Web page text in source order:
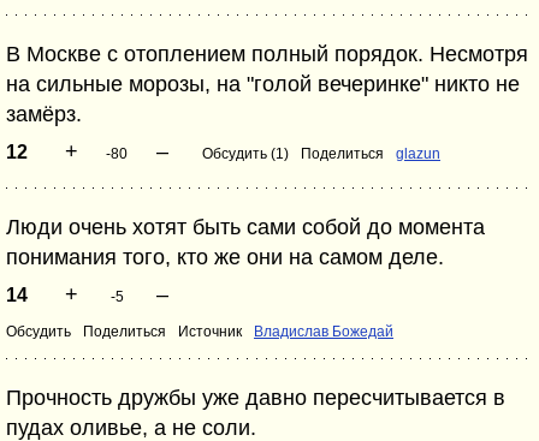
В Москве с отоплением полный порядок. Несмотря
на сильные морозы, на "голой вечеринке" никто не
замёрз.
12 + -80 – Обсудить (1) Поделиться glazun
Люди очень хотят быть сами собой до момента
понимания того, кто же они на самом деле.
14 + -5 –
Обсудить Поделиться Источник Владислав Божедай
Прочность дружбы уже давно пересчитывается в
пудах оливье, а не соли.